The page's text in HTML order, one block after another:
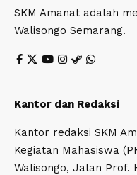
SKM Amanat adalah
Walisongo Semarang.
Kantor dan Redaksi
Kantor redaksi SKM
Kegiatan Mahasiswa
Walisongo, Jalan Prof.